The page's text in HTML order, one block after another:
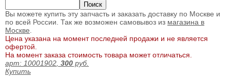
Вы можете купить эту запчасть и заказать доставку по Москве и
по всей России. Так же возможен самовывоз из магазина в
Москве.
Цена указана на момент последней продажи и не является
офертой.
На момент заказа стоимость товара может отличаться.
арт: 10001902, 300 руб.
Купить